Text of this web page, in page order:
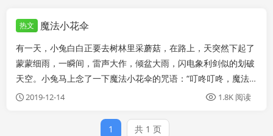
热文 魔法小花伞
有一天，小兔白白正要去树林里采蘑菇，在路上，天突然下起了
蒙蒙细雨，一瞬间，雷声大作，倾盆大雨，闪电象利剑似的划破
天空。小兔马上念了一下魔法小花伞的咒语：“叮咚叮咚，魔法
小花伞快出来。”一根象小火柴一样的小棒，从白白的长耳朵里
传来“哇哇”的哭声。走近一看，原来是...
2019-12-14 1.8K 阅读
1 共 1 页